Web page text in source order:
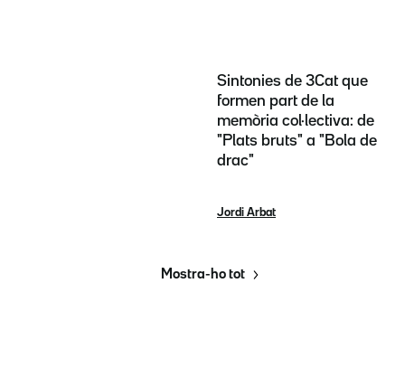
Sintonies de 3Cat que
formen part de la
memòria col·lectiva: de
"Plats bruts" a "Bola de
drac"
Jordi Arbat
Mostra-ho tot